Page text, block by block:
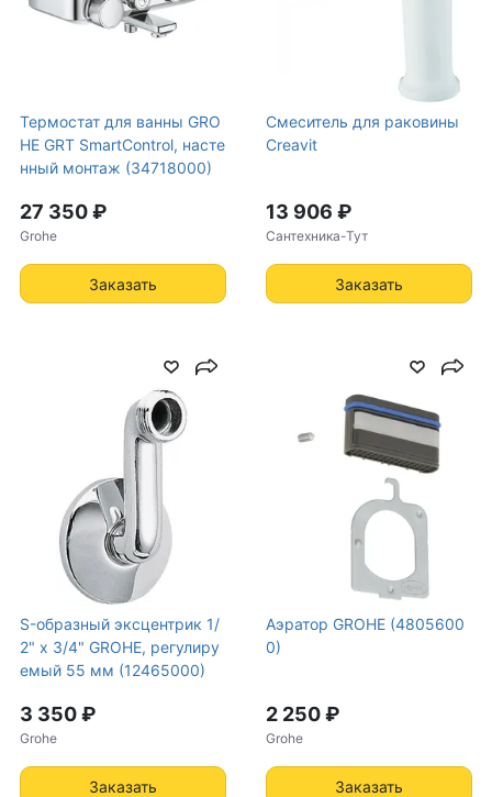
Термостат для ванны GRO
HE GRT SmartControl, насте
нный монтаж (34718000)
27 350 ₽
Grohe
Заказать
Cмеситель для раковины
Creavit
13 906 ₽
Сантехника-Тут
Заказать
S-образный эксцентрик 1/
2" x 3/4" GROHE, регулиру
емый 55 мм (12465000)
3 350 ₽
Grohe
Заказать
Аэратор GROHE (4805600
0)
2 250 ₽
Grohe
Заказать